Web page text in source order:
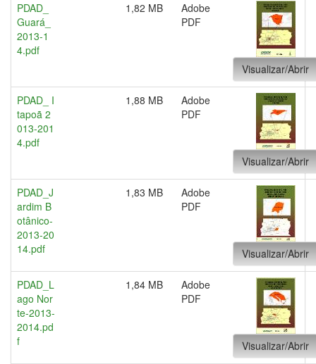
PDAD_
Guará_
2013-1
4.pdf
1,82 MB
Adobe
PDF
Visualizar/Abrir
PDAD_ I
tapoã 2
013-201
4.pdf
1,88 MB
Adobe
PDF
Visualizar/Abrir
PDAD_J
ardim B
otânico-
2013-20
14.pdf
1,83 MB
Adobe
PDF
Visualizar/Abrir
PDAD_L
ago Nor
te-2013-
2014.pd
f
1,84 MB
Adobe
PDF
Visualizar/Abrir